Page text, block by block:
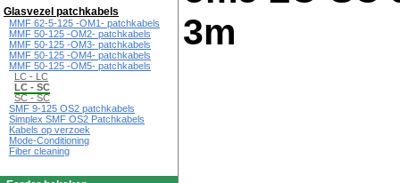
3m
Glasvezel patchkabels
MMF 62-5-125 -OM1- patchkabels
MMF 50-125 -OM2- patchkabels
MMF 50-125 -OM3- patchkabels
MMF 50-125 -OM4- patchkabels
MMF 50-125 -OM5- patchkabels
LC - LC
LC - SC
SC - SC
SMF 9-125 OS2 patchkabels
Simplex SMF OS2 Patchkabels
Kabels op verzoek
Mode-Conditioning
Fiber cleaning